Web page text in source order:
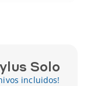
Solo
incluidos!